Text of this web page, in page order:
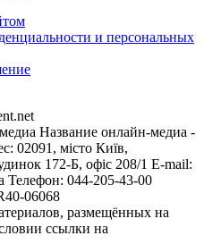
и персональных
Название онлайн-медиа -
02091, місто Київ,
172-Б, офіс 208/1 E-mail:
Телефон: 044-205-43-00
06068
размещённых на
ссылки на